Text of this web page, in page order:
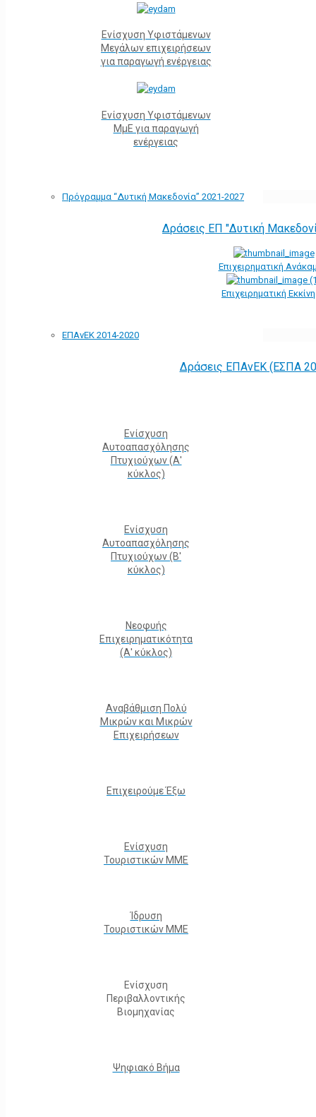
Ενίσχυση Υφιστάμενων
Μεγάλων επιχειρήσεων
για παραγωγή ενέργειας
Ενίσχυση Υφιστάμενων
ΜμΕ για παραγωγή
ενέργειας
Πρόγραμμα “Δυτική Μακεδονία” 2021-2027
Δράσεις ΕΠ "Δυτική
Επιχειρηματική
Επιχειρηματική
ΕΠΑνΕΚ 2014-2020
Δράσεις ΕΠΑνΕΚ (ΕΣΠΑ
Ενίσχυση
Αυτοαπασχόλησης
Πτυχιούχων (Α'
κύκλος)
Ενίσχυση
Αυτοαπασχόλησης
Πτυχιούχων (Β'
κύκλος)
Νεοφυής
Επιχειρηματικότητα
(Α' κύκλος)
Αναβάθμιση Πολύ
Μικρών και Μικρών
Επιχειρήσεων
Επιχειρούμε Έξω
Ενίσχυση
Τουριστικών ΜΜΕ
Ίδρυση
Τουριστικών ΜΜΕ
Ενίσχυση
Περιβαλλοντικής
Βιομηχανίας
Ψηφιακό Βήμα